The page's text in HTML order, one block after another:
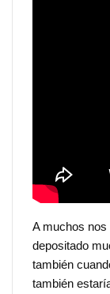
A muchos nos
depositado
también
también